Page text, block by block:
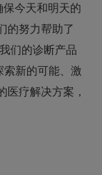
今天和明天的
的努力帮助了
们的诊断产品
新的可能、激
疗解决方案，